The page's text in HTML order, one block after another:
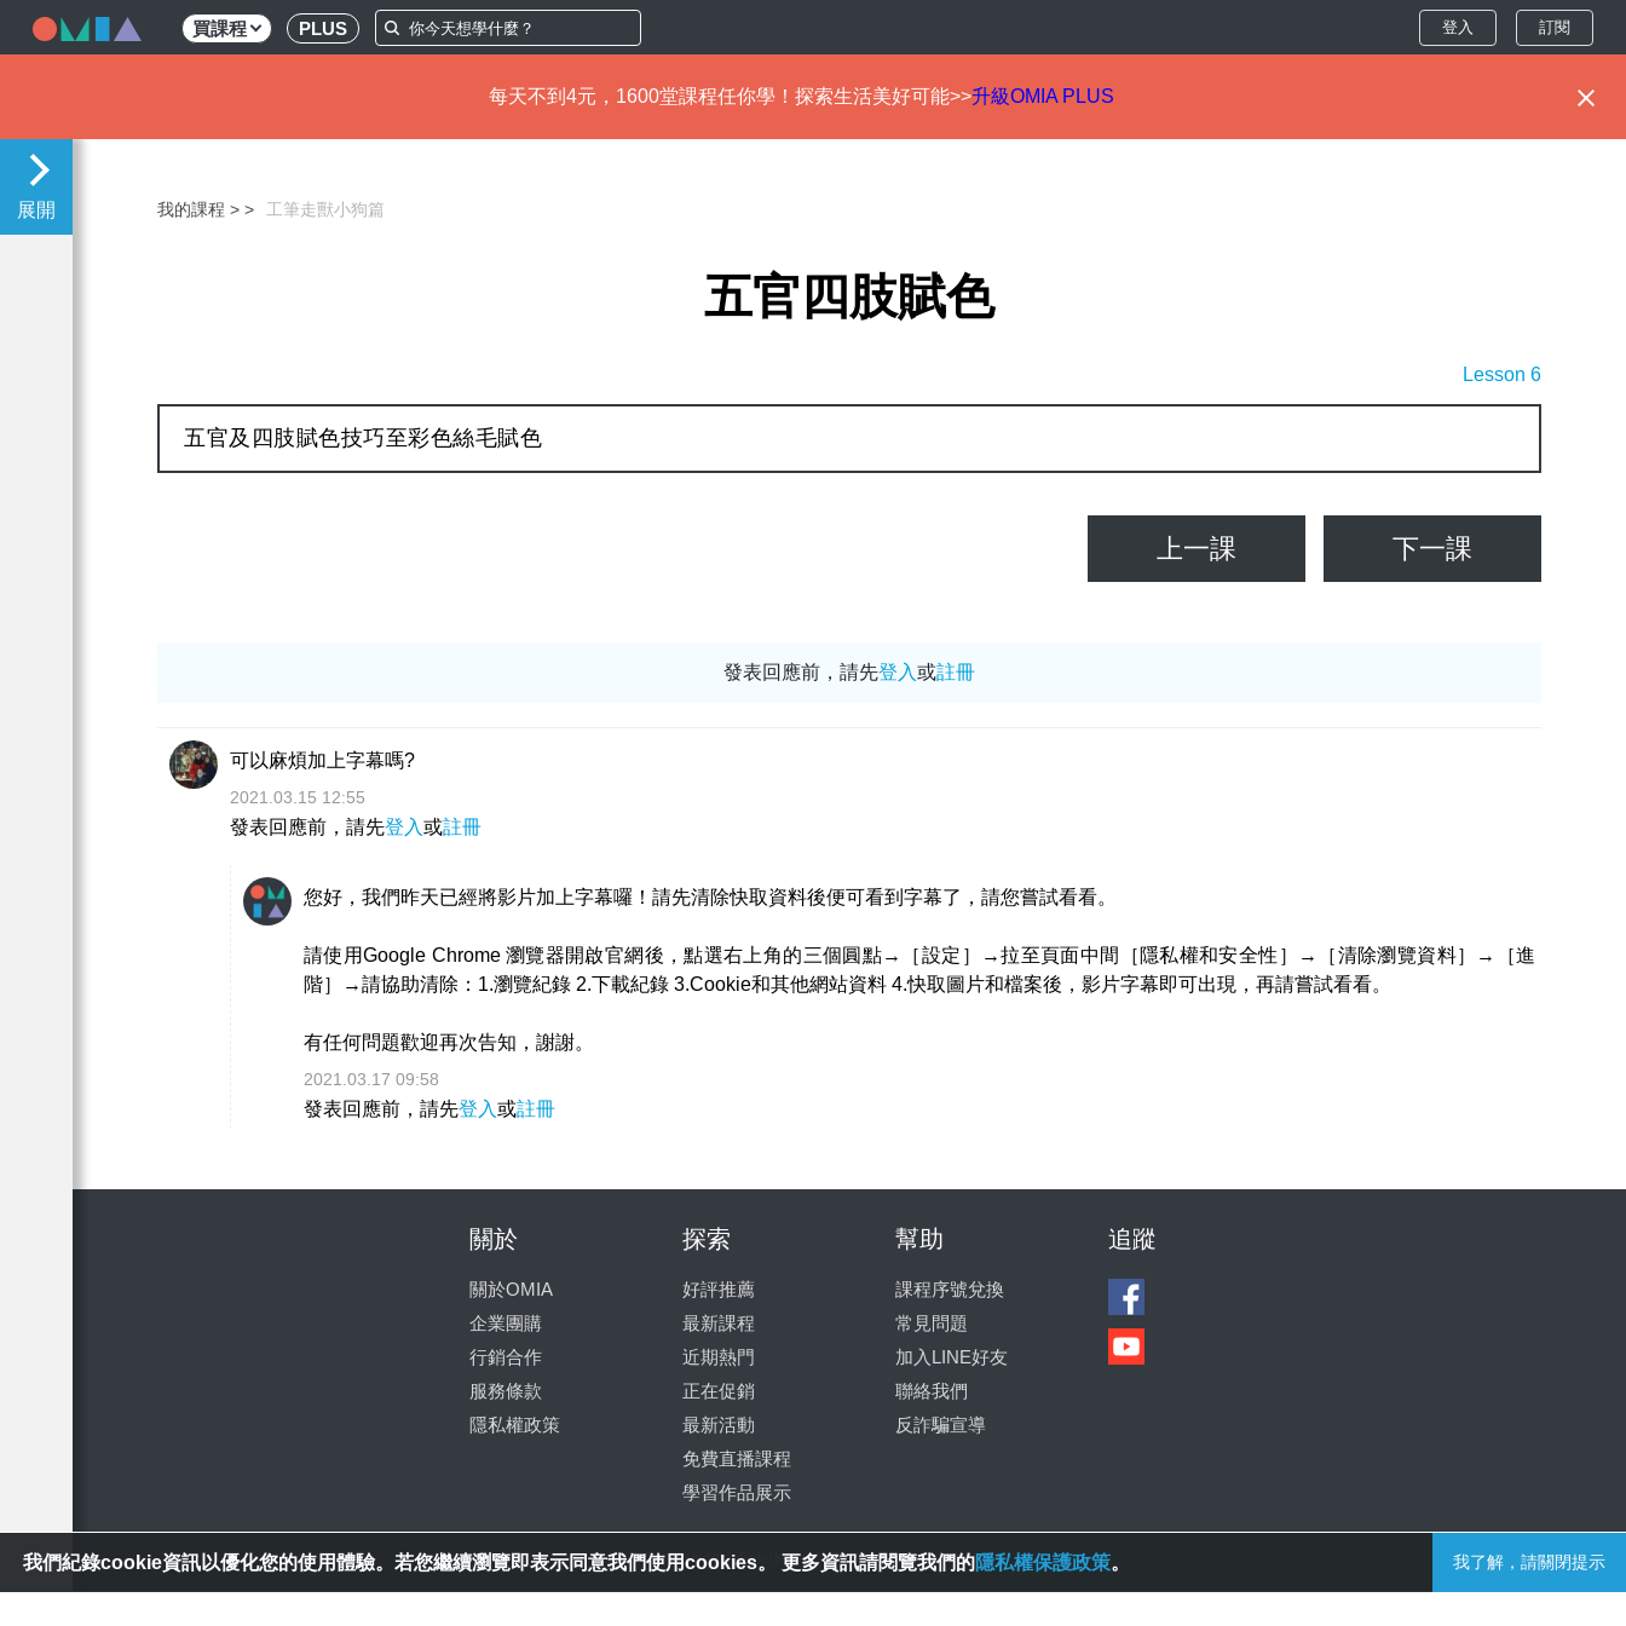
買課程 PLUS 登入 訂閱
每天不到4元，1600堂課程任你學！探索生活美好可能>>升級OMIA PLUS
我的課程 > 工筆走獸小狗篇
五官四肢賦色
Lesson 6
五官及四肢賦色技巧至彩色絲毛賦色
上一課 下一課
發表回應前，請先登入或註冊
可以麻煩加上字幕嗎?
2021.03.15 12:55
發表回應前，請先登入或註冊
您好，我們昨天已經將影片加上字幕囉！請先清除快取資料後便可看到字幕了，請您嘗試看看。
請使用Google Chrome 瀏覽器開啟官網後，點選右上角的三個圓點→［設定］→拉至頁面中間［隱私權和安全性］→［清除瀏覽資料］→［進
階］→請協助清除：1.瀏覽紀錄 2.下載紀錄 3.Cookie和其他網站資料 4.快取圖片和檔案後，影片字幕即可出現，再請嘗試看看。
有任何問題歡迎再次告知，謝謝。
2021.03.17 09:58
發表回應前，請先登入或註冊
關於
關於OMIA
企業團購
行銷合作
服務條款
隱私權政策
探索
好評推薦
最新課程
近期熱門
正在促銷
最新活動
免費直播課程
學習作品展示
幫助
課程序號兌換
常見問題
加入LINE好友
聯絡我們
反詐騙宣導
追蹤
© 2025 Spring House Entertainment Tech. Inc. All Rights Reserved.
我們紀錄cookie資訊以優化您的使用體驗。若您繼續瀏覽即表示同意我們使用cookies。 更多資訊請閱覽我們的隱私權保護政策。 我了解，請關閉提示